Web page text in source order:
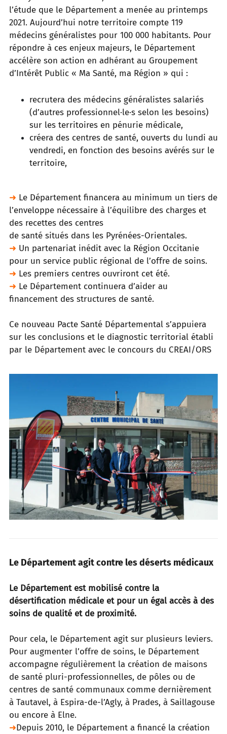
l’étude que le Département a menée au printemps
2021. Aujourd’hui notre territoire compte 119
médecins généralistes pour 100 000 habitants. Pour
répondre à ces enjeux majeurs, le Département
accélère son action en adhérant au Groupement
d’Intérêt Public « Ma Santé, ma Région » qui :
recrutera des médecins généralistes salariés
(d’autres professionnel·le·s selon les besoins)
sur les territoires en pénurie médicale,
créera des centres de santé, ouverts du lundi au
vendredi, en fonction des besoins avérés sur le
territoire,
➜ Le Département financera au minimum un tiers de
l’enveloppe nécessaire à l’équilibre des charges et
des recettes des centres
de santé situés dans les Pyrénées-Orientales.
➜ Un partenariat inédit avec la Région Occitanie
pour un service public régional de l’offre de soins.
➜ Les premiers centres ouvriront cet été.
➜ Le Département continuera d’aider au
financement des structures de santé.
Ce nouveau Pacte Santé Départemental s’appuiera
sur les conclusions et le diagnostic territorial établi
par le Département avec le concours du CREAI/ORS
Le Département agit contre les déserts médicaux
Le Département est mobilisé contre la
désertification médicale et pour un égal accès à des
soins de qualité et de proximité.
Pour cela, le Département agit sur plusieurs leviers.
Pour augmenter l’offre de soins, le Département
accompagne régulièrement la création de maisons
de santé pluri-professionnelles, de pôles ou de
centres de santé communaux comme dernièrement
à Tautavel, à Espira-de-l’Agly, à Prades, à Saillagouse
ou encore à Elne.
➜Depuis 2010, le Département a financé la création